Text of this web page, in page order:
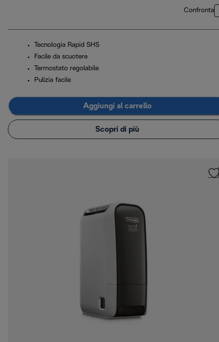
Confronta
Tecnologia Rapid SHS
Facile da scuotere
Termostato regolabile
Pulizia facile
Aggiungi al carrello
Scopri di più